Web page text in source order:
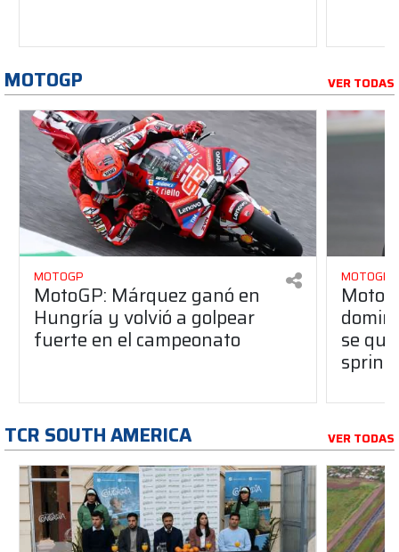
MOTOGP VER TODAS
MOTOGP
MotoGP: Márquez ganó en
Hungría y volvió a golpear
fuerte en el campeonato
MOTOGP
se
sprint
TCR SOUTH AMERICA VER TODAS